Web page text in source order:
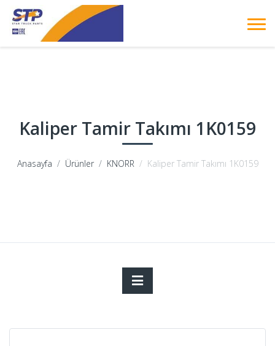
Kaliper Tamir Takımı 1K0159
Anasayfa Ürünler KNORR Kaliper Tamir Takımı 1K0159